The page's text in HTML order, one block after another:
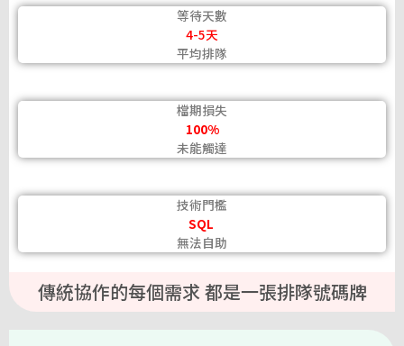
等待天數
4-5天
平均排隊
檔期損失
100%
未能觸達
技術門檻
SQL
無法自助
傳統協作的每個需求 都是一張排隊號碼牌